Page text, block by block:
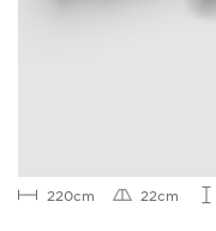
220cm 22cm